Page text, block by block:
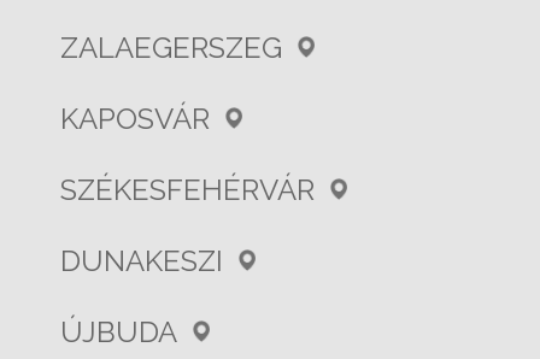
ZALAEGERSZEG
KAPOSVÁR
SZÉKESFEHÉRVÁR
DUNAKESZI
ÚJBUDA